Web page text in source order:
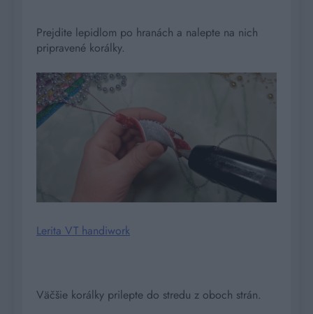
Prejdite lepidlom po hranách a nalepte na nich
pripravené korálky.
Lerita VT handiwork
Väčšie korálky prilepte do stredu z oboch strán.